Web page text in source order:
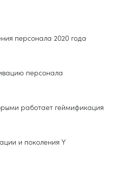
персонала 2020 года
персонала
работает геймификация
и поколения Y